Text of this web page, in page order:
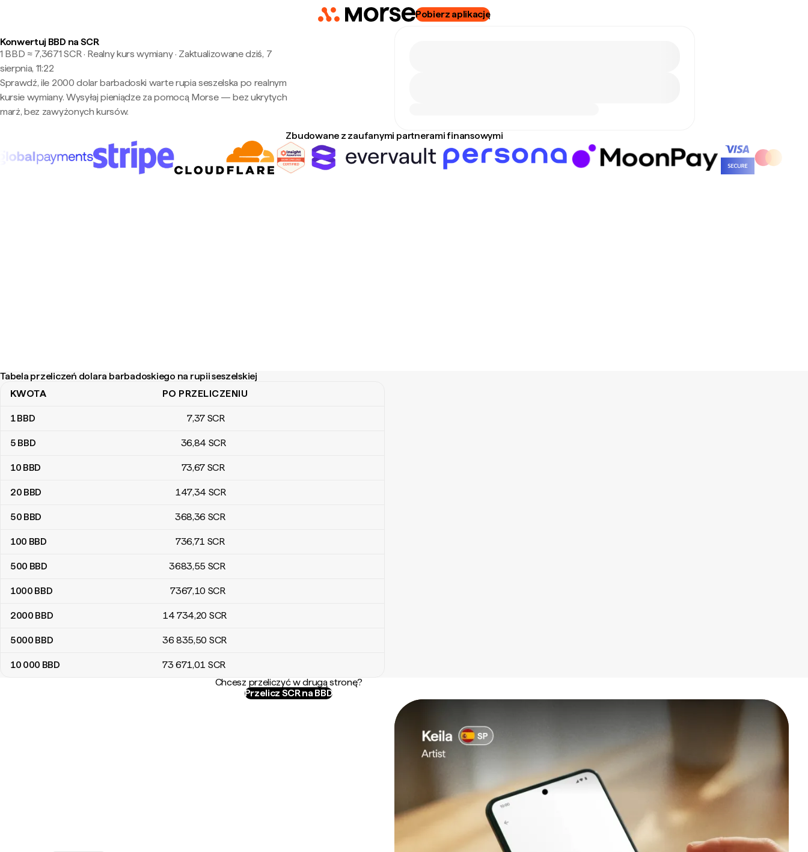
Pobierz aplikację
Konwertuj BBD na SCR
1 BBD ≈ 7,3671 SCR · Realny kurs wymiany· Zaktualizowane dziś, 7
sierpnia, 11:22
Sprawdź, ile 2000 dolar barbadoski warte rupia seszelska po realnym
kursie wymiany. Wysyłaj pieniądze za pomocą Morse — bez ukrytych
marż, bez zawyżonych kursów.
Zbudowane z zaufanymi partnerami finansowymi
Tabela przeliczeń dolara barbadoskiego na rupii seszelskiej
Tabela przeliczeń dolara barbadoskiego na rupii seszelskiej
KWOTA PO PRZELICZENIU
1BBD 7,37 SCR
5 BBD 36,84 SCR
10 BBD 73,67 SCR
20 BBD 147,34 SCR
50 BBD 368,36 SCR
100 BBD 736,71 SCR
500 BBD 3683,55 SCR
1000 BBD 7367,10 SCR
2000 BBD 14 734,20 SCR
5000 BBD 36 835,50 SCR
10 000 BBD 73 671,01 SCR
Chcesz przeliczyć w drugą stronę?
Przelicz SCR na BBD